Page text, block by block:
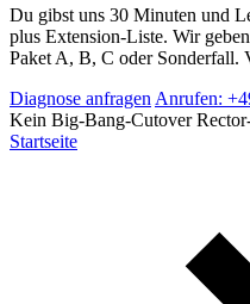
Du gibst uns 30 Minuten und
plus Extension-Liste. Wir
Paket A, B, C oder Sonderfall.
Diagnose anfragen Anrufen:
Kein Big-Bang-Cutover
Startseite